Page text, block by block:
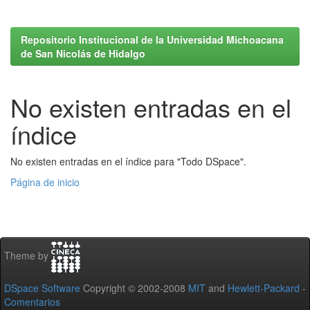
Repositorio Institucional de la Universidad Michoacana
de San Nicolás de Hidalgo
No existen entradas en el
índice
No existen entradas en el índice para "Todo DSpace".
Página de inicio
Theme by
DSpace Software Copyright © 2002-2008 MIT and Hewlett-Packard -
Comentarios